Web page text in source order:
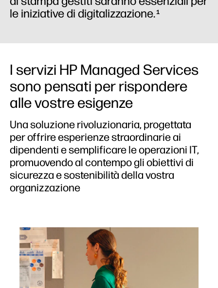
le iniziative di digitalizzazione.1
I servizi HP Managed Services
sono pensati per rispondere
alle vostre esigenze
Una soluzione rivoluzionaria, progettata
per offrire esperienze straordinarie ai
dipendenti e semplificare le operazioni IT,
promuovendo al contempo gli obiettivi di
sicurezza e sostenibilità della vostra
organizzazione